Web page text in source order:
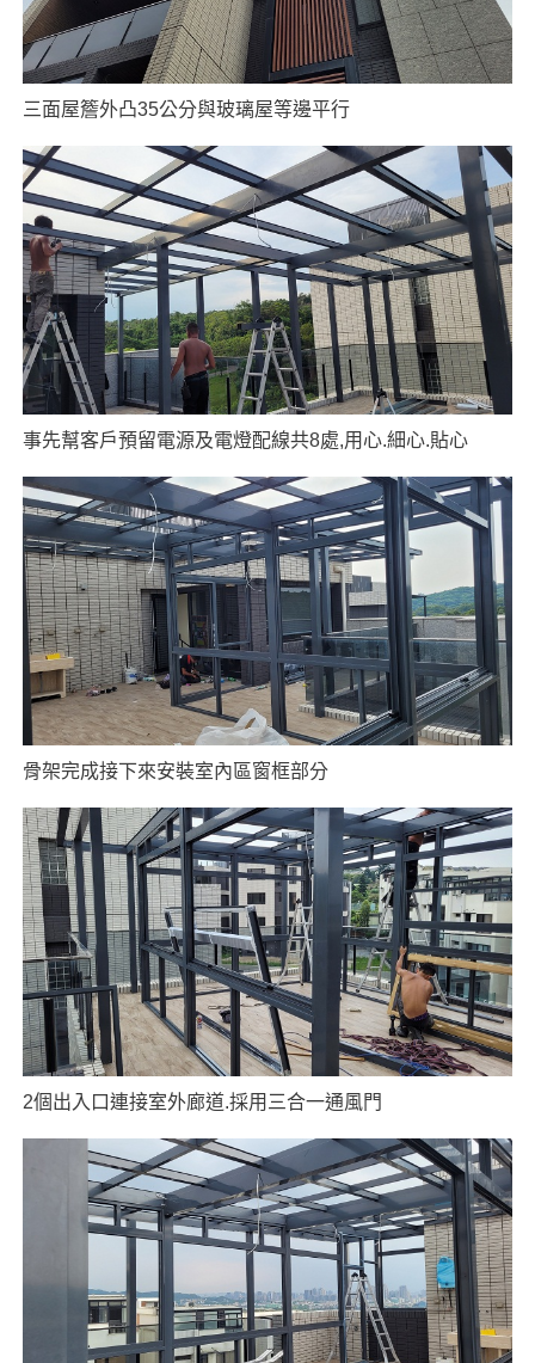
三面屋簷外凸35公分與玻璃屋等邊平行
事先幫客戶預留電源及電燈配線共8處,用心.細心.貼心
骨架完成接下來安裝室內區窗框部分
2個出入口連接室外廊道.採用三合一通風門